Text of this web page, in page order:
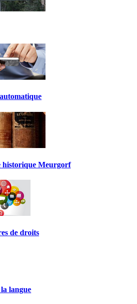
historique Meurgorf
de droits
langue